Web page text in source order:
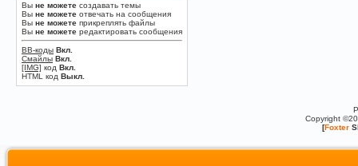
Вы не можете создавать темы
Вы не можете отвечать на сообщения
Вы не можете прикреплять файлы
Вы не можете редактировать сообщения
BB-коды Вкл.
Смайлы Вкл.
[IMG] код Вкл.
HTML код Выкл.
Copyright
[Foxter